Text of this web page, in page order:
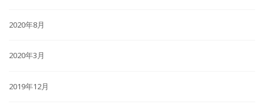
2020年8月
2020年3月
2019年12月